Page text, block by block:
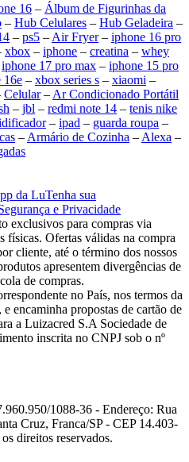
16 – Álbum de Figurinhas da
– Hub Celulares – Hub Geladeira –
– ps5 – Air Fryer– iphone 16 pro
xbox – iphone – creatina – whey
iphone 17 pro max – iphone 15 pro
16e – xbox series s – xiaomi –
Celular– Ar Condicionado Portátil
– jbl – redmi note 14 – tenis nike
– ipad – guarda roupa –
– Armário de Cozinha – Alexa –
da LuTenha sua
e Privacidade
exclusivos para compras via
físicas. Ofertas válidas na compra
cliente, até o término dos nossos
apresentem divergências de
de compras.
no País, nos termos da
encaminha propostas de cartão de
a Luizacred S.A Sociedade de
inscrita no CNPJ sob o nº
1088-36 - Endereço: Rua
Cruz, Franca/SP - CEP 14.403-
direitos reservados.